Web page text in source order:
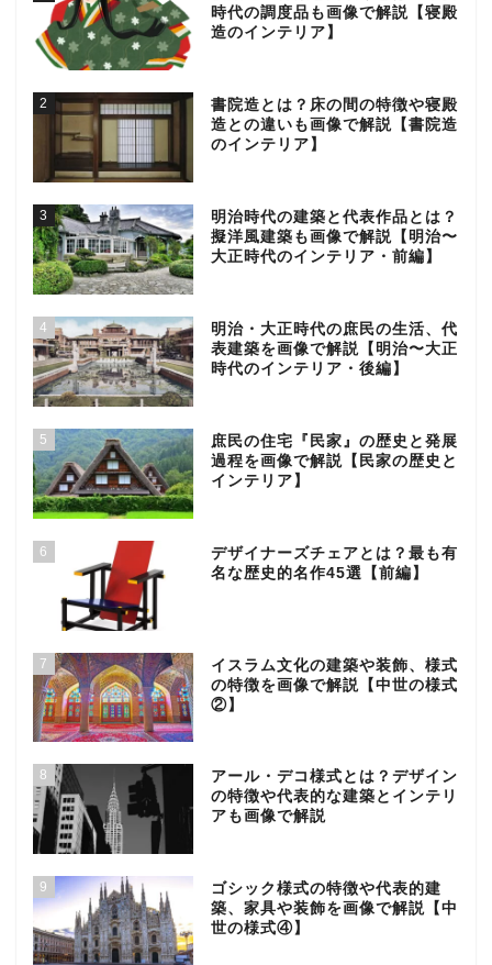
時代の調度品も画像で解説【寝殿
造のインテリア】
2
書院造とは？床の間の特徴や寝殿
造との違いも画像で解説【書院造
のインテリア】
3
明治時代の建築と代表作品とは？
擬洋風建築も画像で解説【明治〜
大正時代のインテリア・前編】
4
明治・大正時代の庶民の生活、代
表建築を画像で解説【明治〜大正
時代のインテリア・後編】
5
庶民の住宅『民家』の歴史と発展
過程を画像で解説【民家の歴史と
インテリア】
6
デザイナーズチェアとは？最も有
名な歴史的名作45選【前編】
7
イスラム文化の建築や装飾、様式
の特徴を画像で解説【中世の様式
②】
8
アール・デコ様式とは？デザイン
の特徴や代表的な建築とインテリ
アも画像で解説
9
ゴシック様式の特徴や代表的建
築、家具や装飾を画像で解説【中
世の様式④】